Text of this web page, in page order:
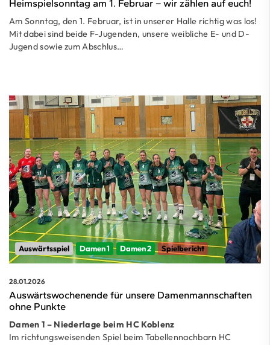
Heimspielsonntag am 1. Februar – wir zählen auf euch!
Am Sonntag, den 1. Februar, ist in unserer Halle richtig was los!
Mit dabei sind beide F-Jugenden, unsere weibliche E- und D-
Jugend sowie zum Abschlus…
Auswärtsspiel Damen 1 Damen 2 Spielbericht
28.01.2026
Auswärtswochenende für unsere Damenmannschaften
ohne Punkte
Damen 1 – Niederlage beim HC Koblenz
Im richtungsweisenden Spiel beim Tabellennachbarn HC